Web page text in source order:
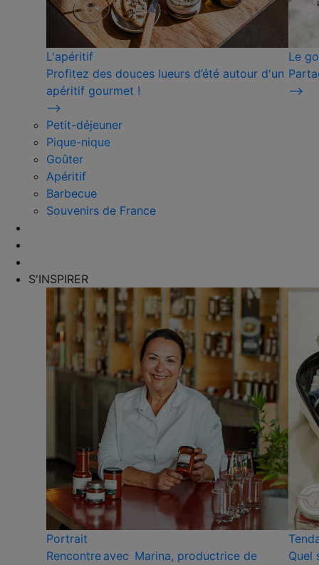
L'apéritif
Profitez des douces lueurs d’été autour d'un
apéritif gourmet !
⟶
Le
⟶
Petit-déjeuner
Pique-nique
Goûter
Apéritif
Barbecue
Souvenirs de France
S'INSPIRER
Portrait
Rencontre avec Marina, productrice de
Quel